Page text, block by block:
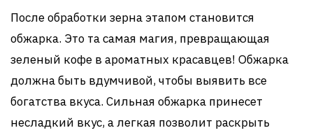
После обработки зерна этапом становится
обжарка. Это та самая магия, превращающая
зеленый кофе в ароматных красавцев! Обжарка
должна быть вдумчивой, чтобы выявить все
богатства вкуса. Сильная обжарка принесет
несладкий вкус, а легкая позволит раскрыть